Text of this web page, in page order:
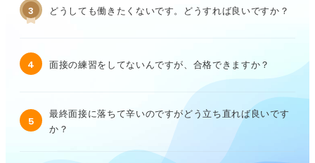
3 どうしても働きたくないです。どうすれば良いですか？
4 面接の練習をしてないんですが、合格できますか？
5
最終面接に落ちて辛いのですがどう立ち直れば良いです
か？